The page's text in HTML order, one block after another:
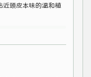
近頭皮本味的溫和植